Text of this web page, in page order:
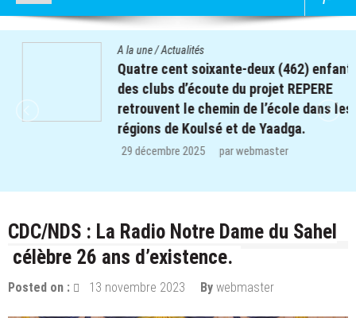
A la une/Actualités
Quatre cent soixante-deux (462) enfants
des clubs d’écoute du projet REPERE
retrouvent le chemin de l’école dans les
régions de Koulsé et de Yaadga.
29 décembre 2025 parwebmaster
CDC/NDS : La Radio Notre Dame du Sahel
célèbre 26 ans d’existence.
Posted on : 13 novembre 2023 By webmaster